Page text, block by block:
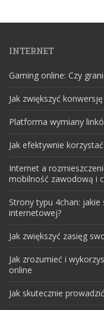
INTERNET
Gaming online: Czy
Jak zwiększyć
Platforma wymiany
Jak efektywnie
Internet a
mobilność zawodową i
Strony typu 4chan:
internetowej?
Jak zwiększyć zasięg
Jak zrozumieć i
online
Jak skutecznie